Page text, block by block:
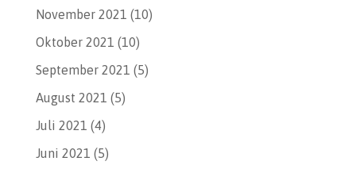
November 2021 (10)
Oktober 2021 (10)
September 2021 (5)
August 2021 (5)
Juli 2021 (4)
Juni 2021 (5)